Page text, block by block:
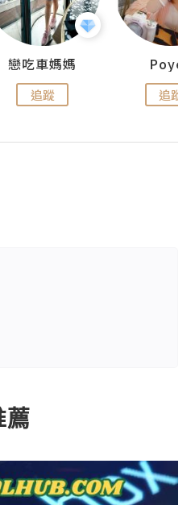
戀吃車媽媽
追蹤 追蹤
薦